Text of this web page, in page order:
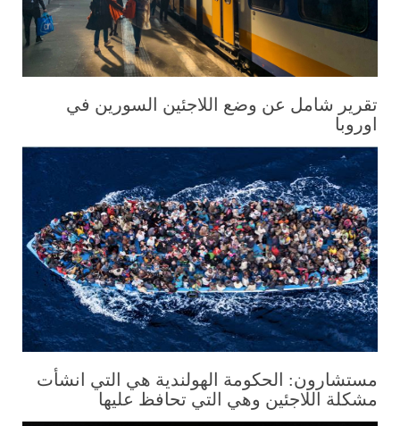
تقرير شامل عن وضع اللاجئين السورين في
اوروبا
مستشارون: الحكومة الهولندية هي التي انشأت
مشكلة اللاجئين وهي التي تحافظ عليها